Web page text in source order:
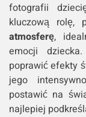
fotografii
kluczową rolę,
atmosferę,
emocji
poprawić efekty
jego
postawić na
najlepiej